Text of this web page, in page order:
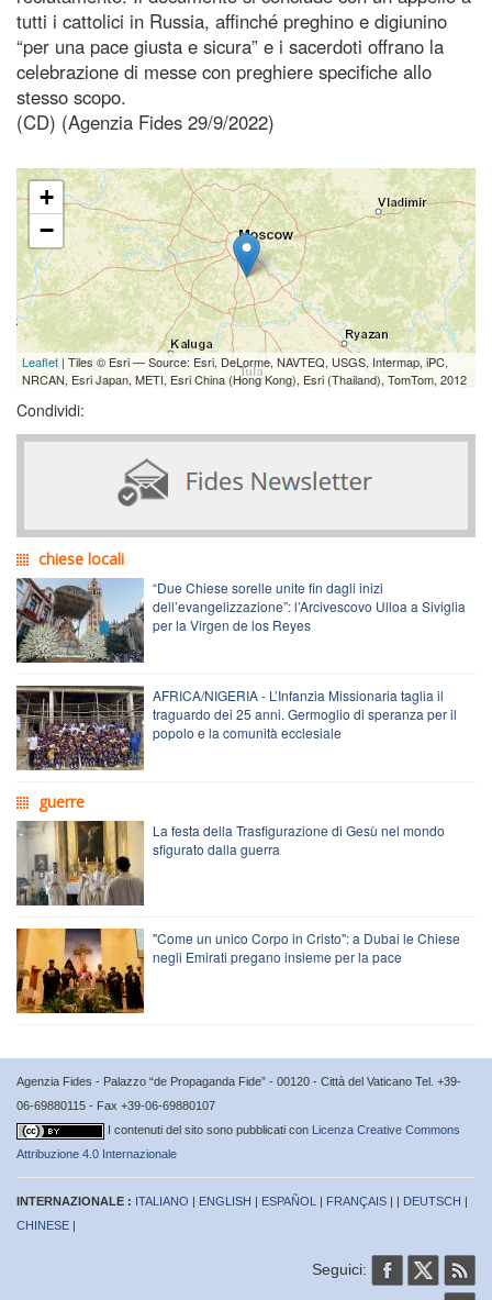
tutti i cattolici in Russia, affinché preghino e digiunino
“per una pace giusta e sicura” e i sacerdoti offrano la
celebrazione di messe con preghiere specifiche allo
stesso scopo.
(CD) (Agenzia Fides 29/9/2022)
+
−
Leaflet | Tiles © Esri — Source: Esri, DeLorme, NAVTEQ, USGS, Intermap, iPC,
NRCAN, Esri Japan, METI, Esri China (Hong Kong), Esri (Thailand), TomTom, 2012
Condividi:
chiese locali
“Due Chiese sorelle unite fin dagli inizi
dell’evangelizzazione”: l’Arcivescovo Ulloa a Siviglia
per la Virgen de los Reyes
AFRICA/NIGERIA - L’Infanzia Missionaria taglia il
traguardo dei 25 anni. Germoglio di speranza per il
popolo e la comunità ecclesiale
guerre
La festa della Trasfigurazione di Gesù nel mondo
sfigurato dalla guerra
"Come un unico Corpo in Cristo": a Dubai le Chiese
negli Emirati pregano insieme per la pace
Agenzia Fides - Palazzo “de Propaganda Fide” - 00120 - Città del Vaticano Tel. +39-
06-69880115 - Fax +39-06-69880107
I contenuti del sito sono pubblicati con Licenza Creative Commons
Attribuzione 4.0 Internazionale
INTERNAZIONALE : ITALIANO | ENGLISH | ESPAÑOL | FRANÇAIS | | DEUTSCH |
CHINESE |
Seguici: